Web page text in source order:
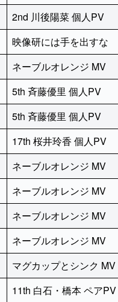
2nd 川後陽菜 個人PV
映像研には手を出すな
ネーブルオレンジ MV
5th 斉藤優里 個人PV
5th 斉藤優里 個人PV
17th 桜井玲香 個人PV
ネーブルオレンジ MV
ネーブルオレンジ MV
ネーブルオレンジ MV
ネーブルオレンジ MV
マグカップとシンク MV
11th 白石・橋本 ペアPV